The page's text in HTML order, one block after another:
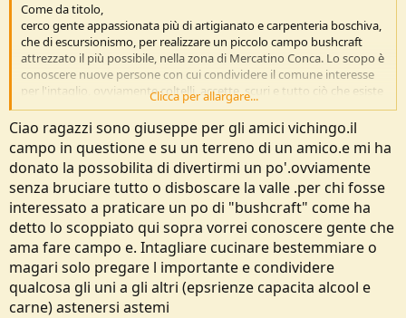
Come da titolo,
cerco gente appassionata più di artigianato e carpenteria boschiva,
che di escursionismo, per realizzare un piccolo campo bushcraft
attrezzato il più possibile, nella zona di Mercatino Conca. Lo scopo è
conoscere nuove persone con cui condividere il comune interesse
per l'intaglio, ovviamente coltelli, accette, scuri e tutto ciò che esiste
di appuntito e tagliente, le costruzioni con legno e cordame, e
condividere del buon cibo davanti al fuoco.
Dai, fatevi sentire!
Clicca per allargare...
Ciao ragazzi sono giuseppe per gli amici vichingo.il
campo in questione e su un terreno di un amico.e mi ha
donato la possobilita di divertirmi un po'.ovviamente
senza bruciare tutto o disboscare la valle .per chi fosse
interessato a praticare un po di "bushcraft" come ha
detto lo scoppiato qui sopra vorrei conoscere gente che
ama fare campo e. Intagliare cucinare bestemmiare o
magari solo pregare l importante e condividere
qualcosa gli uni a gli altri (epsrienze capacita alcool e
carne) astenersi astemi